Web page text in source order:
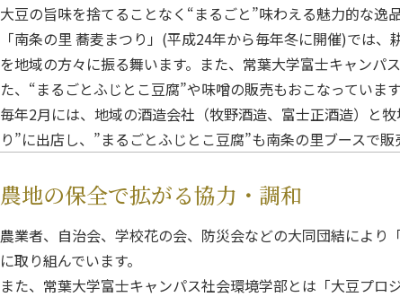
大豆の旨味を捨てることなく“まるごと”味わえる魅力的な逸品
「南条の里 蕎麦まつり」(平成24年から毎年冬に開催)では
を地域の方々に振る舞います。また、常葉大学富士キャンパ
た、“まるごとふじとこ豆腐”や味噌の販売もおこなっています
毎年2月には、地域の酒造会社（牧野酒造、富士正酒造）と
り”に出店し、”まるごとふじとこ豆腐”も南条の里ブースで販
農地の保全で拡がる協力・調和
農業者、自治会、学校花の会、防災会などの大同団結により
に取り組んでいます。
また、常葉大学富士キャンパス社会環境学部とは「大豆プロ